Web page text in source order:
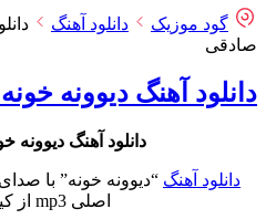
گود موزیک دانلود آهنگ
صادقی
دانلود آهنگ دیوونه
دانلود آهنگ
دانلود آهنگ “دیوونه خونه” با
اصلی mp3 از کینگ موزیک